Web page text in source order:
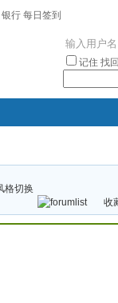
银行 每日签到
记住 找
收